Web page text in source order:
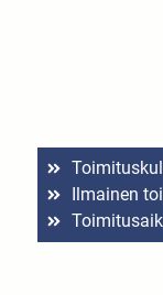
Ilmainen